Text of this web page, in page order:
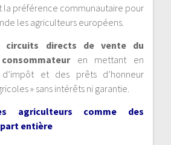
la préférence communautaire pour
les agriculteurs européens.
circuits directs de vente du
en mettant en
et des prêts d’honneur
» sans intérêts ni garantie.
agriculteurs comme des
entière